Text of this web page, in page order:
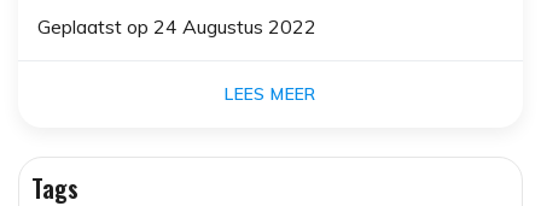
Tags
Geplaatst op 24 Augustus 2022
LEES MEER